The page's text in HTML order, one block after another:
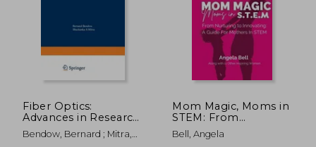
Fiber Optics:
Advances in Research
and Development
(en Inglés)
Bendow, Bernard ; Mitra,
Mom Magic, Moms in
STEM: From
Nurturing To
Innovating: A Guide
Bell, Angela